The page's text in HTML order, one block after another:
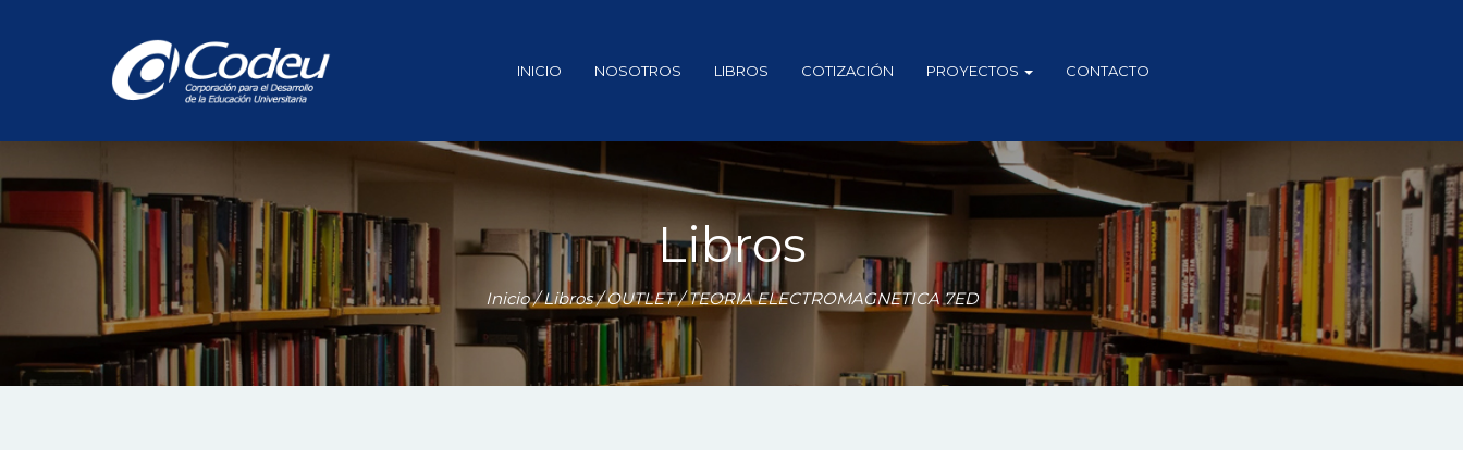
INICIO NOSOTROS LIBROS COTIZACIÓN PROYECTOS CONTACTO
Libros
Inicio/Libros/OUTLET/ TEORIA ELECTROMAGNETICA 7ED